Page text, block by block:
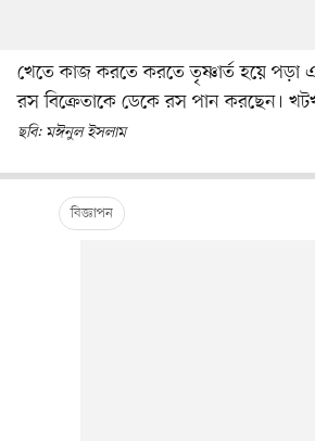
খেতে কাজ করতে করতে তৃষ্ণার্ত হয়ে পড়া
রস বিক্রেতাকে ডেকে রস পান করছেন।
ছবি: মঈনুল ইসলাম